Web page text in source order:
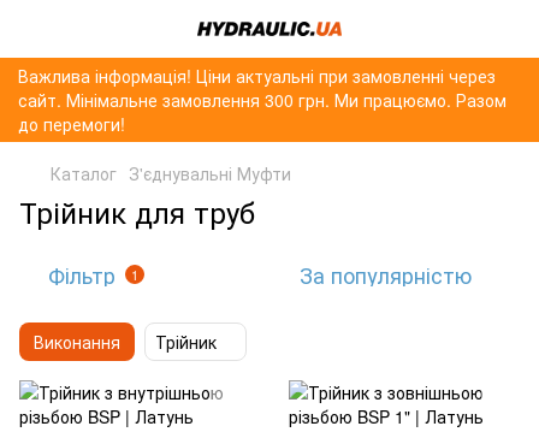
Важлива інформація! Ціни актуальні при замовленні через
сайт. Мінімальне замовлення 300 грн. Ми працюємо. Разом
до перемоги!
Каталог З'єднувальні Муфти
Трійник для труб
Фільтр 1 За популярністю
Виконання Трійник